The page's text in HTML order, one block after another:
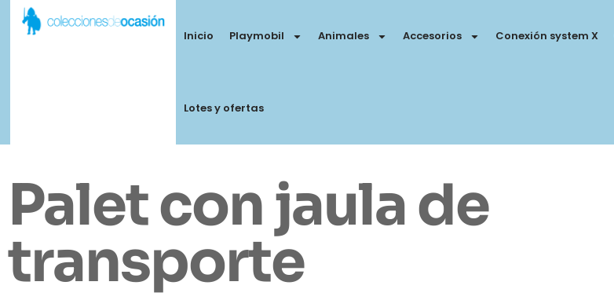
Inicio Playmobil Animales Accesorios Conexión system X
Lotes y ofertas
Palet con jaula de
transporte